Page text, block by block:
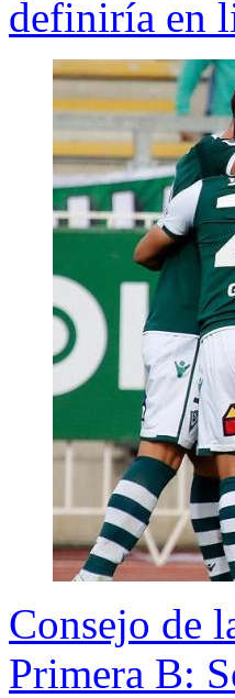
definiría en
Consejo de
Primera B: